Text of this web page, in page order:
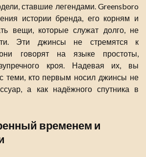
ставшие легендами. Greensboro
истории бренда, его корням и
вещи, которые служат долго, не
Эти джинсы не стремятся к
говорят на языке простоты,
кроя. Надевая их, вы
с теми, кто первым носил джинсы не
а как надёжного спутника в
временем и